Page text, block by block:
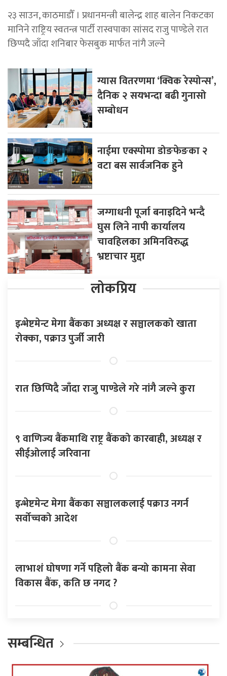
२३ साउन, काठमाडौँ । प्रधानमन्त्री बालेन्द्र शाह बालेन निकटका
मानिने राष्ट्रिय स्वतन्त्र पार्टी रास्वपाका सांसद राजु पाण्डेले रात
छिप्पदै जाँदा शनिबार फेसबुक मार्फत नांगै जल्ने
ग्यास वितरणमा ‘क्विक रेस्पोन्स’,
दैनिक २ सयभन्दा बढी गुनासो
सम्बोधन
नाईमा एक्स्पोमा डोङफेङका २
वटा बस सार्वजनिक हुने
जग्गाधनी पूर्जा बनाइदिने भन्दै
घुस लिने नापी कार्यालय
चावहिलका अमिनविरुद्ध
भ्रष्टाचार मुद्दा
लोकप्रिय
इन्भेष्टमेन्ट मेगा बैंकका अध्यक्ष र सञ्चालकको खाता
रोक्का, पक्राउ पुर्जी जारी
रात छिप्पिदै जाँदा राजु पाण्डेले गरे नांगै जल्ने कुरा
९ वाणिज्य बैंकमाथि राष्ट्र बैंकको कारबाही, अध्यक्ष र
सीईओलाई जरिवाना
इन्भेष्टमेन्ट मेगा बैंकका सञ्चालकलाई पक्राउ नगर्न
सर्वोच्चको आदेश
लाभाशं घोषणा गर्ने पहिलो बैंक बन्यो कामना सेवा
विकास बैंक, कति छ नगद ?
सम्बन्धित